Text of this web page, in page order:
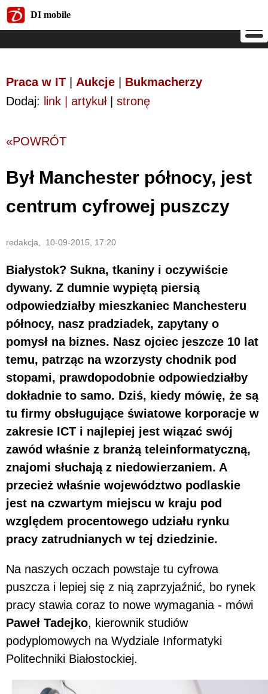
DI mobile
Praca w IT Aukcje
Bukmacherzy
Dodaj: link | artykuł| stronę
«POWRÓT
Był Manchester północy, jest
centrum cyfrowej puszczy
redakcja, 10-09-2015, 17:20
Białystok? Sukna, tkaniny i oczywiście
dywany. Z dumnie wypiętą piersią
odpowiedziałby mieszkaniec Manchesteru
północy, nasz pradziadek, zapytany o
pomysł na biznes. Nasz ojciec jeszcze 10 lat
temu, patrząc na wzorzysty chodnik pod
stopami, prawdopodobnie odpowiedziałby
dokładnie to samo. Dziś, kiedy mówię, że są
tu firmy obsługujące światowe korporacje w
zakresie ICT i najlepiej jest wiązać swój
zawód właśnie z branżą teleinformatyczną,
znajomi słuchają z niedowierzaniem. A
przecież właśnie województwo podlaskie
jest na czwartym miejscu w kraju pod
względem procentowego udziału rynku
pracy zatrudnianych w tej dziedzinie.
Na naszych oczach powstaje tu cyfrowa
puszcza i lepiej się z nią zaprzyjaźnić, bo rynek
pracy stawia coraz to nowe wymagania - mówi
Paweł Tadejko, kierownik studiów
podyplomowych na Wydziale Informatyki
Politechniki Białostockiej.
DI mobile